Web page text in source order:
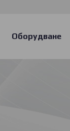
Оборудване